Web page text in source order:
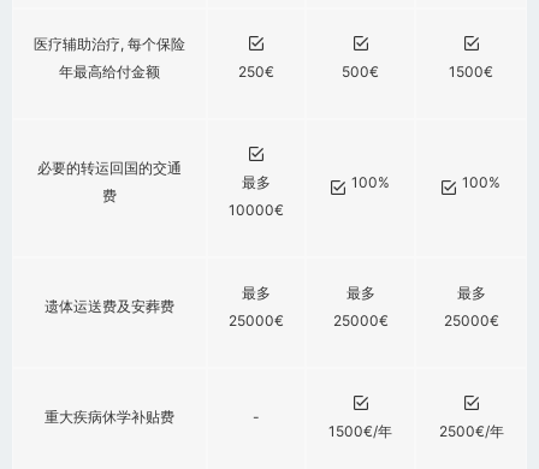
医疗辅助治疗, 每个保险
年最高给付金额
250€ 500€ 1500€
必要的转运回国的交通
费
最多
10000€
100% 100%
遗体运送费及安葬费
最多
25000€
最多
25000€
最多
25000€
重大疾病休学补贴费
-
1500€/年
2500€/年